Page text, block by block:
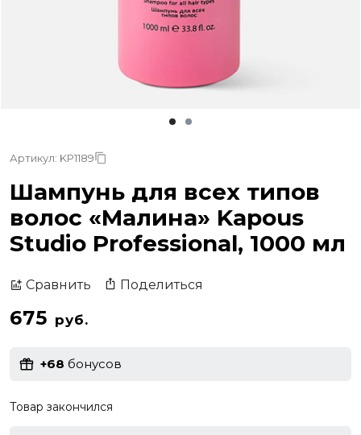
Артикул: KP1189
Шампунь для всех типов
волос «Малина» Kapous
Studio Professional, 1000 мл
Сравнить Поделиться
675 руб.
+68 бонусов
Товар закончился